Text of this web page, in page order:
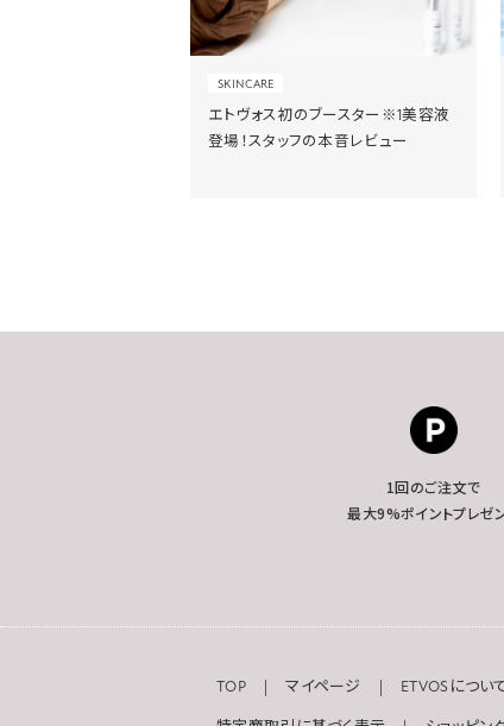
SKINCARE
エトヴォス初のブースター※1美容液
登場！スタッフの本音レビュー
1回のご注文で
最大9%ポイントプレゼ
TOP マイページ ETVOSについ